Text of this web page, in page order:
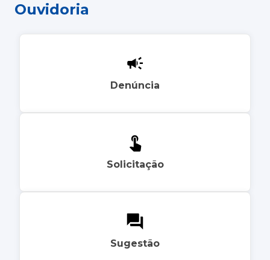
Ouvidoria
Denúncia
Solicitação
Sugestão